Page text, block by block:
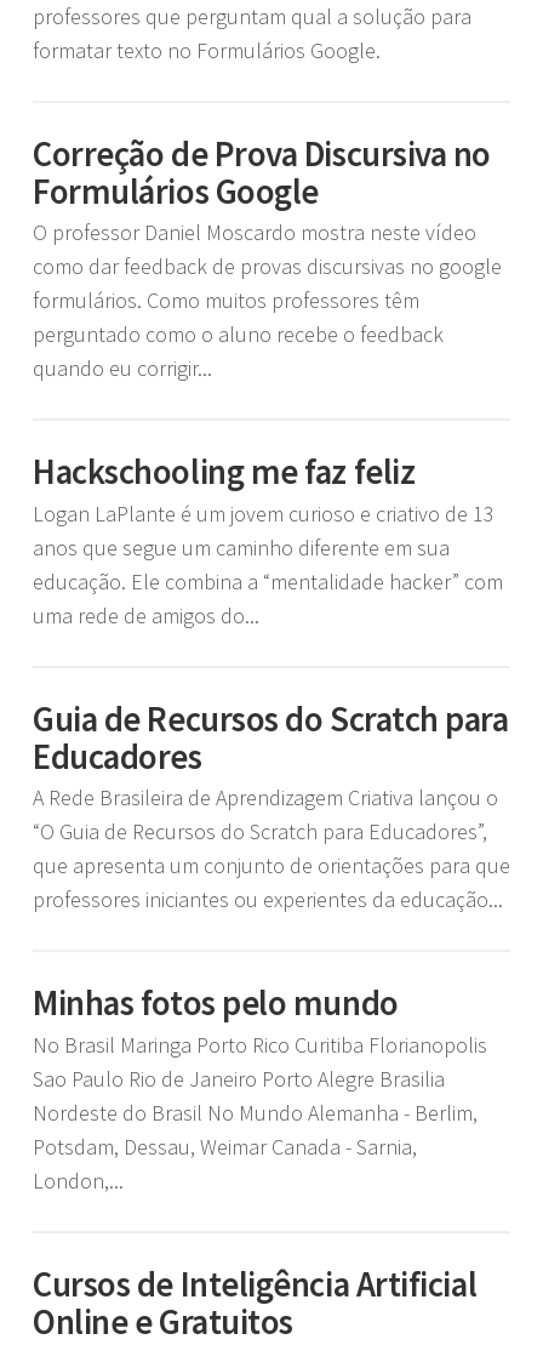
professores que perguntam qual a solução para
formatar texto no Formulários Google.
Correção de Prova Discursiva no
Formulários Google
O professor Daniel Moscardo mostra neste vídeo
como dar feedback de provas discursivas no google
formulários. Como muitos professores têm
perguntado como o aluno recebe o feedback
quando eu corrigir...
Hackschooling me faz feliz
Logan LaPlante é um jovem curioso e criativo de 13
anos que segue um caminho diferente em sua
educação. Ele combina a “mentalidade hacker” com
uma rede de amigos do...
Guia de Recursos do Scratch para
Educadores
A Rede Brasileira de Aprendizagem Criativa lançou o
“O Guia de Recursos do Scratch para Educadores”,
que apresenta um conjunto de orientações para que
professores iniciantes ou experientes da educação...
Minhas fotos pelo mundo
No Brasil Maringa Porto Rico Curitiba Florianopolis
Sao Paulo Rio de Janeiro Porto Alegre Brasilia
Nordeste do Brasil No Mundo Alemanha - Berlim,
Potsdam, Dessau, Weimar Canada - Sarnia,
London,...
Cursos de Inteligência Artificial
Online e Gratuitos